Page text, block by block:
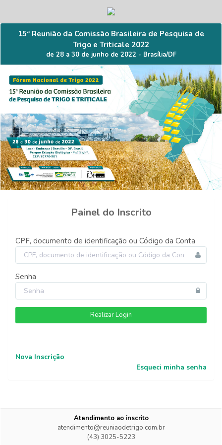
15ª Reunião da Comissão Brasileira de Pesquisa de
Trigo e Triticale 2022
de 28 a 30 de junho de 2022 - Brasília/DF
Painel do Inscrito
CPF, documento de identificação ou Código da Conta
Senha
Realizar Login
Nova Inscrição
Esqueci minha senha
Atendimento ao inscrito
atendimento@reuniaodetrigo.com.br
(43) 3025-5223